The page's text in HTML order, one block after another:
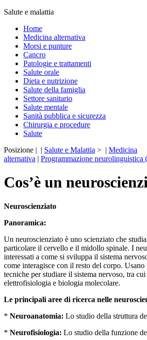
Salute e malattia
Home
Medicina alternativa
Morsi e punture
Cancro
Patologie e trattamenti
Salute orale
Dieta e nutrizione
Salute della famiglia
Settore sanitario
Salute mentale
Sanità pubblica e sicurezza
Chirurgia e procedure
Salute
Posizione | | Salute e Malattia > | Medicina
alternativa | Programmazione neurolinguistica
Cos’è un
Neuroscienziato
Panoramica:
Un neuroscienziato è uno scienziato che
particolare il cervello e il midollo spinale. I
interessati a come si sviluppa il sistema
come interagisce con il resto del corpo. Usano
tecniche per studiare il sistema nervoso, tra
elettrofisiologia e biologia molecolare.
Le principali aree di ricerca nelle
* Neuroanatomia: Lo studio della struttura
* Neurofisiologia: Lo studio della funzione